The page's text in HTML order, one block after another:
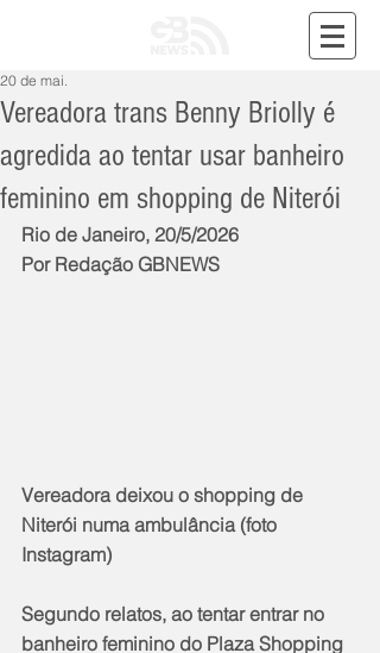
Vereadora trans Benny Briolly é
agredida ao tentar usar banheiro
feminino em shopping de Niterói
20 de mai.
Rio de Janeiro, 20/5/2026
Por Redação GBNEWS
Vereadora deixou o shopping de
Niterói numa ambulância (foto
Instagram)
Segundo relatos, ao tentar entrar no
banheiro feminino do Plaza Shopping